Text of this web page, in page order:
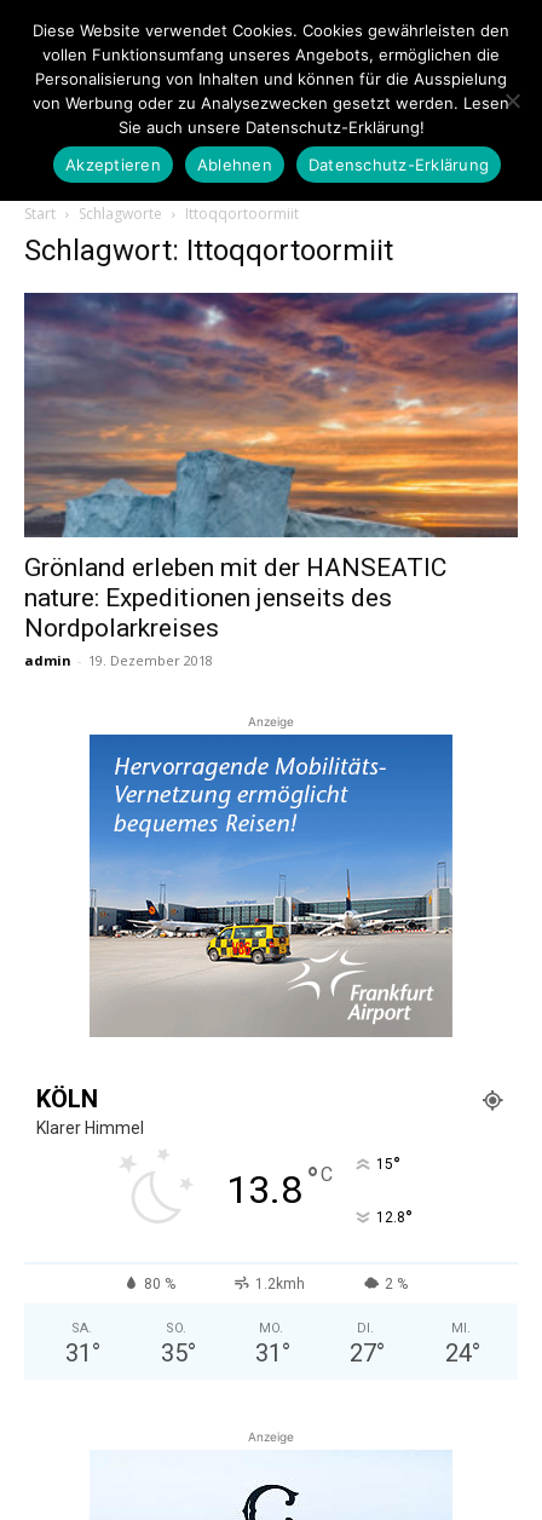
Touristiknews.de
Touristiknews
und
Reiseempfehlungen.
Start Schlagworte Ittoqqortoormiit
Schlagwort: Ittoqqortoormiit
Grönland erleben mit der HANSEATIC
nature: Expeditionen jenseits des
Nordpolarkreises
admin - 19. Dezember 2018
Anzeige
KÖLN
Klarer Himmel
13.8°C 15°
12.8°
80 % 1.2kmh 2 %
SA.
31 °
SO.
35°
MO.
31 °
DI.
27°
MI.
24°
Anzeige
Diese Website verwendet Cookies. Cookies gewährleisten den
vollen Funktionsumfang unseres Angebots, ermöglichen die
Personalisierung von Inhalten und können für die Ausspielung
von Werbung oder zu Analysezwecken gesetzt werden. Lesen
Sie auch unsere Datenschutz-Erklärung!
Akzeptieren
Ablehnen Datenschutz-Erklärung